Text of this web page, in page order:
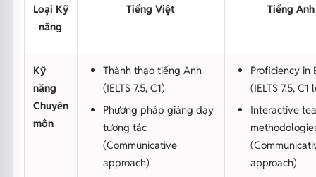
Loại Kỹ
năng
Tiếng Việt Tiếng Anh
Kỹ
năng
Chuyên
môn
Thành thạo tiếng Anh
(IELTS 7.5, C1)
Phương pháp giảng dạy
tương tác
(Communicative
approach)
Proficiency in
(IELTS 7.5, C1
Interactive
approach)